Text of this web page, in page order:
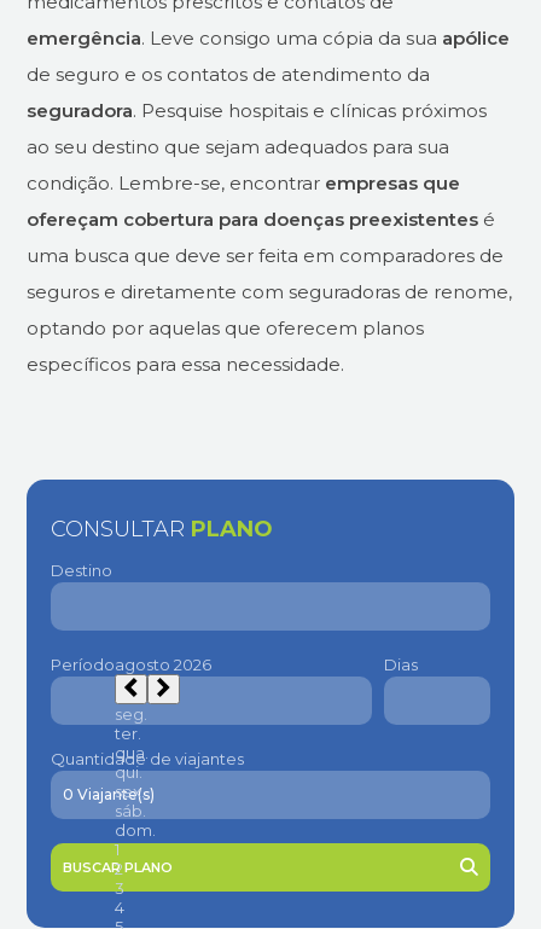
emergência. Leve consigo uma cópia da sua apólice
de seguro e os contatos de atendimento da
seguradora. Pesquise hospitais e clínicas próximos
ao seu destino que sejam adequados para sua
condição. Lembre-se, encontrar empresas que
ofereçam cobertura para doenças preexistentes é
uma busca que deve ser feita em comparadores de
seguros e diretamente com seguradoras de renome,
optando por aquelas que oferecem planos
específicos para essa necessidade.
CONSULTAR PLANO
Destino
Período Dias
Quantidade de viajantes
BUSCAR PLANO